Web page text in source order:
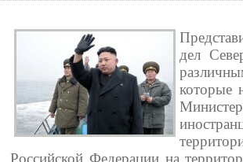
дел
которые
Российской Федерации на